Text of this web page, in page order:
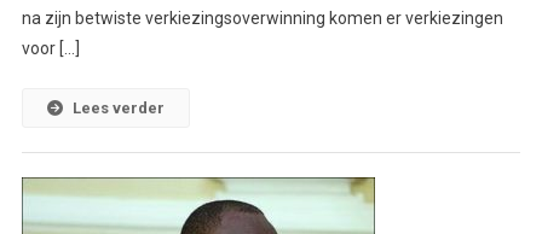
na zijn betwiste verkiezingsoverwinning komen er verkiezingen
voor […]
Lees verder